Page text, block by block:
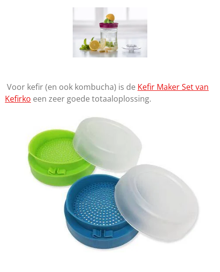
Voor kefir (en ook kombucha) is de Kefir Maker Set van
Kefirko een zeer goede totaaloplossing.